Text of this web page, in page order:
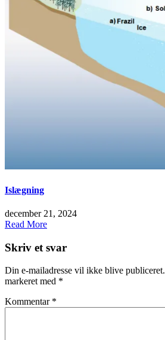
Islægning
december 21, 2024
Read More
Skriv et svar
Din e-mailadresse vil ikke blive publiceret.
markeret med *
Kommentar *